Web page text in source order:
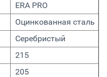
ERA PRO
Оцинкованная сталь
Серебристый
215
205